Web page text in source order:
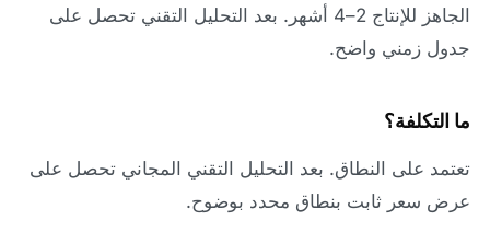
الجاهز للإنتاج 2–4 أشهر. بعد التحليل التقني تحصل على
جدول زمني واضح.
ما التكلفة؟
تعتمد على النطاق. بعد التحليل التقني المجاني تحصل على
عرض سعر ثابت بنطاق محدد بوضوح.